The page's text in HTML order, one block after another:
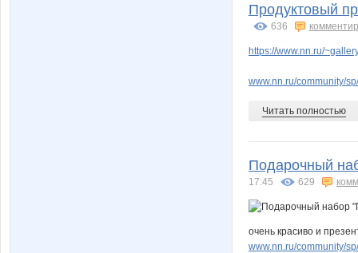
Продуктовый
636
https://www.nn.ru/
www.nn.ru/community/
Читать полностью
Подарочный
17:45 629
очень красиво и
www.nn.ru/community/